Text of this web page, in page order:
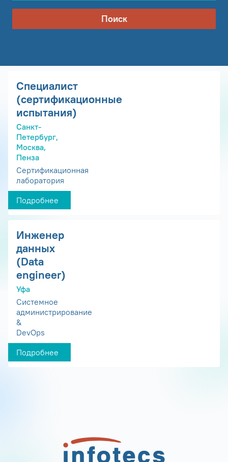
Поиск
Специалист
(сертификационные
испытания)
Санкт-
Петербург,
Москва,
Пенза
Сертификационная
лаборатория
Подробнее
Инженер
данных
(Data
engineer)
Уфа
Системное
администрирование
&
DevOps
Подробнее